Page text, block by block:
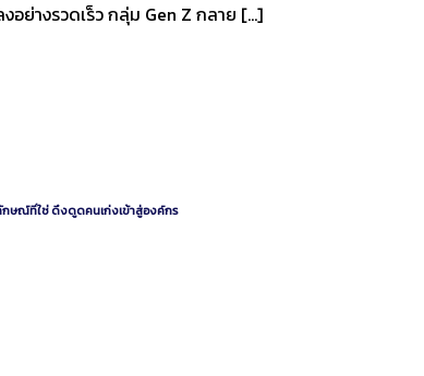
อย่างรวดเร็ว กลุ่ม Gen Z กลาย […]
กษณ์ที่ใช่ ดึงดูดคนเก่งเข้าสู่องค์กร